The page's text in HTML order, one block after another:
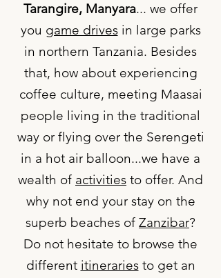
Tarangire, Manyara... we offer
you game drivesin large parks
in northern Tanzania. Besides
that, how about experiencing
coffee culture, meeting Maasai
people living in the traditional
way or flying over the Serengeti
in a hot air balloon...we have a
wealth of activities to offer. And
why not end your stay on the
superb beaches of Zanzibar?
Do not hesitate to browse the
different itinerariesto get an